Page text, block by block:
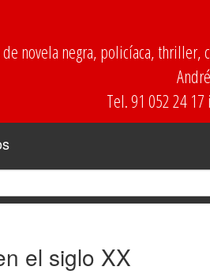
novela negra, policíaca, thriller,
Tel. 91 052 24
el siglo XX